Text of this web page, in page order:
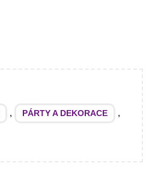
, PÁRTY A DEKORACE ,